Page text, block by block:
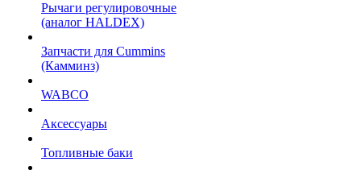
Рычаги регулировочные
(аналог HALDEX)
Запчасти для Cummins
(Камминз)
WABCO
Аксессуары
Топливные баки